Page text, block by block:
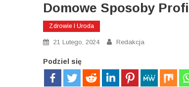
Domowe Sposoby
Zdrowie I Uroda
21 Lutego, 2024 Redakcja
Podziel się